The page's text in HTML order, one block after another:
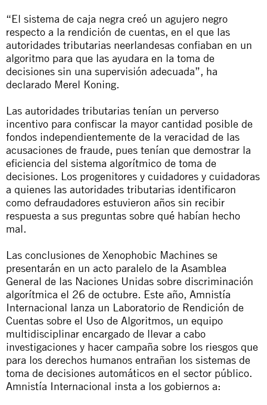
“El sistema de caja negra creó un agujero negro
respecto a la rendición de cuentas, en el que las
autoridades tributarias neerlandesas confiaban en un
algoritmo para que las ayudara en la toma de
decisiones sin una supervisión adecuada”, ha
declarado Merel Koning.
Las autoridades tributarias tenían un perverso
incentivo para confiscar la mayor cantidad posible de
fondos independientemente de la veracidad de las
acusaciones de fraude, pues tenían que demostrar la
eficiencia del sistema algorítmico de toma de
decisiones. Los progenitores y cuidadores y cuidadoras
a quienes las autoridades tributarias identificaron
como defraudadores estuvieron años sin recibir
respuesta a sus preguntas sobre qué habían hecho
mal.
Las conclusiones de Xenophobic Machines se
presentarán en un acto paralelo de la Asamblea
General de las Naciones Unidas sobre discriminación
algorítmica el 26 de octubre. Este año, Amnistía
Internacional lanza un Laboratorio de Rendición de
Cuentas sobre el Uso de Algoritmos, un equipo
multidisciplinar encargado de llevar a cabo
investigaciones y hacer campaña sobre los riesgos que
para los derechos humanos entrañan los sistemas de
toma de decisiones automáticos en el sector público.
Amnistía Internacional insta a los gobiernos a: